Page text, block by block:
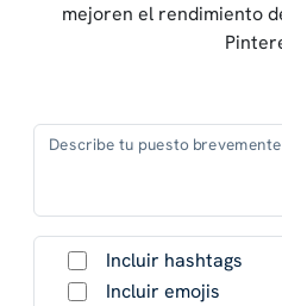
mejoren el rendimiento
Describe tu puesto
Incluir hashtags
Incluir emojis